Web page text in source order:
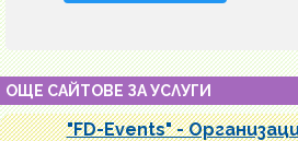
ОЩЕ САЙТОВЕ ЗА УСЛУГИ
"FD-Events" -